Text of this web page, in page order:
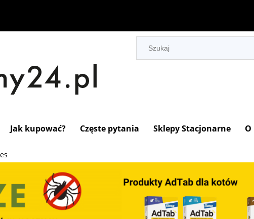
Jak kupować? Częste pytania Sklepy Stacjonarne O